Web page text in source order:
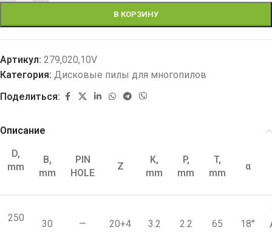
В КОРЗИНУ
Артикул: 279,020,10V
Категория: Дисковые пилы для многопилов
Поделиться:
Описание
D,
mm
B,
mm
PIN
HOLE
Z
K,
mm
P,
mm
T,
mm
α
250
30 — 20+4 3.2 2.2 65 18°